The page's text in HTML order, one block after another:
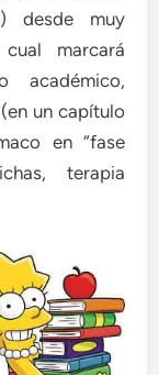
desde muy
marcará
académico,
un capítulo
en “fase
terapia